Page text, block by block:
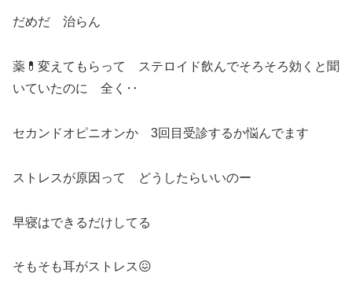
だめだ 治らん
薬💊変えてもらって ステロイド飲んでそろそろ効くと聞
いていたのに 全く‥
セカンドオピニオンか 3回目受診するか悩んでます
ストレスが原因って どうしたらいいのー
早寝はできるだけしてる
そもそも耳がストレス😖